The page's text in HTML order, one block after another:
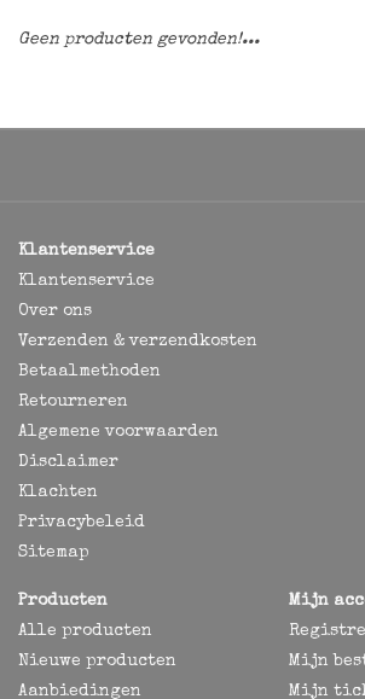
Geen producten gevonden!...
Klantenservice
Klantenservice
Over ons
Verzenden & verzendkosten
Betaalmethoden
Retourneren
Algemene voorwaarden
Disclaimer
Klachten
Privacybeleid
Sitemap
Producten
Alle producten
Nieuwe producten
Aanbiedingen
Mijn
Mijn
Mijn